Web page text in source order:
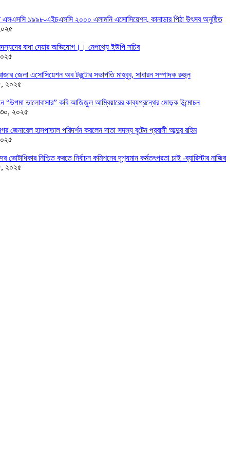
এসএসসি ১৯৯৮-এইচএসসি ২০০০ এলামনি এসোসিয়েশন, কানাডার পিঠা উৎসব অনুষ্ঠিত
বাধা দেয়ার অভিযোগ।। নেপথ্যে ইউপি সচিব
জেলা এসোসিয়েশন অব টরন্টোর সভাপতি মাহবুব, সাধারন সম্পাদক রুহুল
২০২৫
“উপমা ভালোবাসার” কবি আজিজুল আম্বিয়ারের কাব্যগ্রন্থের মোড়ক উন্মোচন
২০২৫
জেনারেল হাসপাতাল পরিদর্শন করলেন দাতা সদস্য বৃটেন প্রবাসী আব্দুর রহিম
ভোটাধিকার নিশ্চিত করতে নির্বাচন কমিশনের দৃশ‍্যমান কর্মতৎপরতা চাই -ব্যারিস্টার নাজির
২০২৫